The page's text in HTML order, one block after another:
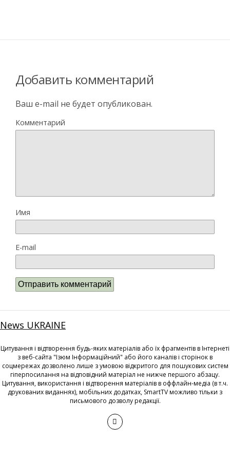
Добавить комментарий
Ваш e-mail не будет опубликован.
Комментарий
Имя
E-mail
News UKRAINE
Цитування і відтворення будь-яких матеріалів або їх фрагментів в Інтернеті
з веб-сайта "Ізюм Інформаційний" або його каналів і сторінок в
соцмережах дозволено лише з умовою відкритого для пошукових систем
гіперпосилання на відповідний матеріал не нижче першого абзацу.
Цитування, використання і відтворення матеріалів в оффлайн-медіа (в т.ч.
друкованих виданнях), мобільних додатках, SmartTV можливо тільки з
письмового дозволу редакції.